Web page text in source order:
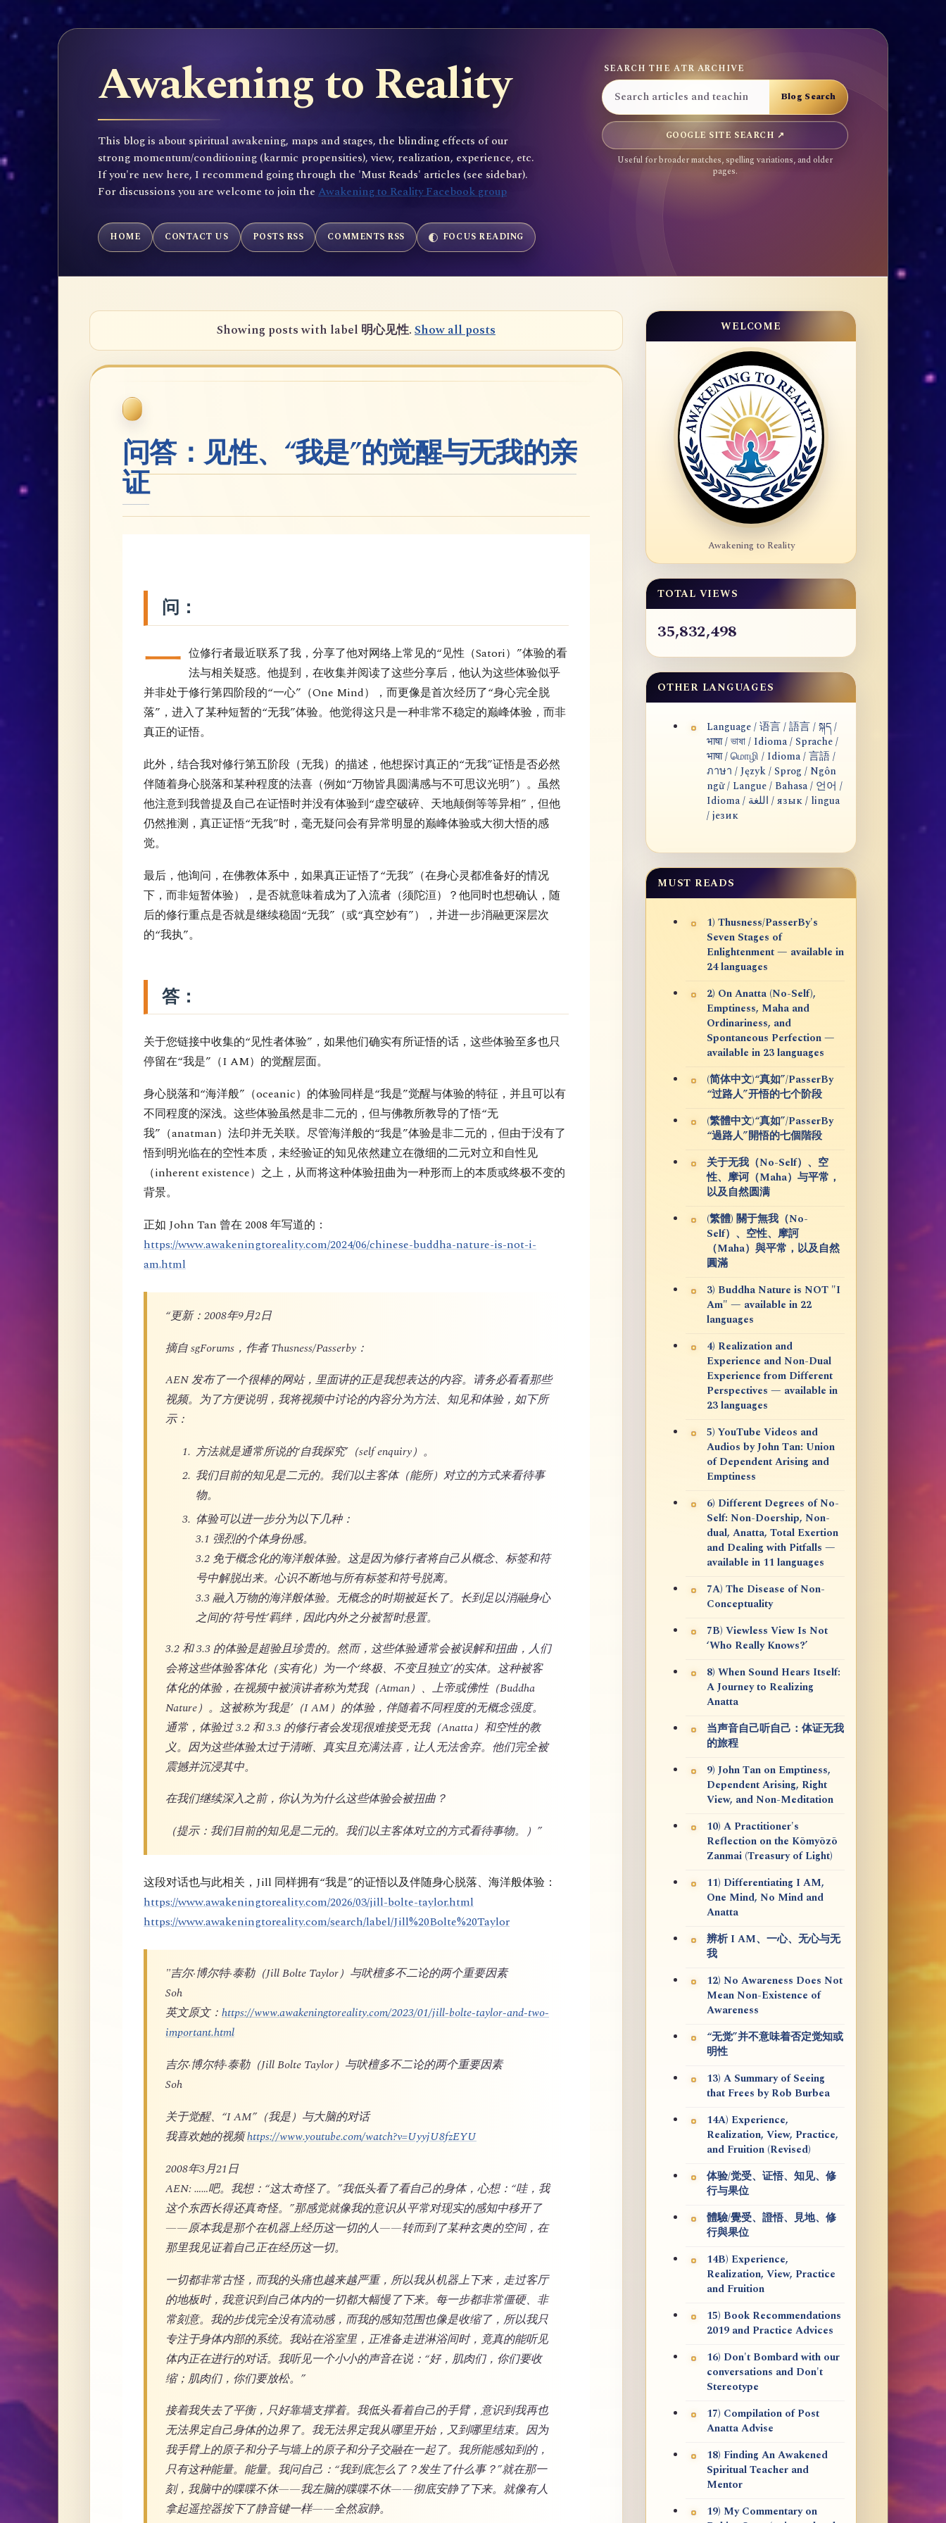
Awakening to Reality
This blog is about spiritual awakening, maps and stages, the blinding effects of our
strong momentum/conditioning (karmic propensities), view, realization, experience, etc.
If you're new here, I recommend going through the 'Must Reads' articles (see sidebar).
For discussions you are welcome to join the Awakening to Reality Facebook group
SEARCH THE ATR ARCHIVE
GOOGLE SITE SEARCH ↗
Useful for broader matches, spelling variations, and older
pages.
HOME CONTACT US POSTS RSS COMMENTS RSS FOCUS READING
Showing posts with label 明心见性.Show all posts
问答：见性、“我是”的觉醒与无我的亲
证
问：
一 位修行者最近联系了我，分享了他对网络上常见的“见性（Satori）”体验的看
法与相关疑惑。他提到，在收集并阅读了这些分享后，他认为这些体验似乎
并非处于修行第四阶段的“一心”（One Mind），而更像是首次经历了“身心完全脱
落”，进入了某种短暂的“无我”体验。他觉得这只是一种非常不稳定的巅峰体验，而非
真正的证悟。
此外，结合我对修行第五阶段（无我）的描述，他想探讨真正的“无我”证悟是否必然
伴随着身心脱落和某种程度的法喜（例如“万物皆具圆满感与不可思议光明”）。虽然
他注意到我曾提及自己在证悟时并没有体验到“虚空破碎、天地颠倒等等异相”，但他
仍然推测，真正证悟“无我”时，毫无疑问会有异常明显的巅峰体验或大彻大悟的感
觉。
最后，他询问，在佛教体系中，如果真正证悟了“无我”（在身心灵都准备好的情况
下，而非短暂体验），是否就意味着成为了入流者（须陀洹）？他同时也想确认，随
后的修行重点是否就是继续稳固“无我”（或“真空妙有”），并进一步消融更深层次
的“我执”。
答：
关于您链接中收集的“见性者体验”，如果他们确实有所证悟的话，这些体验至多也只
停留在“我是”（I AM）的觉醒层面。
身心脱落和“海洋般”（oceanic）的体验同样是“我是”觉醒与体验的特征，并且可以有
不同程度的深浅。这些体验虽然是非二元的，但与佛教所教导的了悟“无
我”（anatman）法印并无关联。尽管海洋般的“我是”体验是非二元的，但由于没有了
悟到明光临在的空性本质，未经验证的知见依然建立在微细的二元对立和自性见
（inherent existence）之上，从而将这种体验扭曲为一种形而上的本质或终极不变的
背景。
正如 John Tan 曾在 2008 年写道的：
https://www.awakeningtoreality.com/2024/06/chinese-buddha-nature-is-not-i-
am.html
“更新：2008年9月2日
摘自 sgForums，作者 Thusness/Passerby：
AEN 发布了一个很棒的网站，里面讲的正是我想表达的内容。请务必看看那些
视频。为了方便说明，我将视频中讨论的内容分为方法、知见和体验，如下所
示：
方法就是通常所说的‘自我探究’（self enquiry）。
我们目前的知见是二元的。我们以主客体（能所）对立的方式来看待事
物。
体验可以进一步分为以下几种：
3.1 强烈的个体身份感。
3.2 免于概念化的海洋般体验。这是因为修行者将自己从概念、标签和符
号中解脱出来。心识不断地与所有标签和符号脱离。
3.3 融入万物的海洋般体验。无概念的时期被延长了。长到足以消融身心
之间的‘符号性’羁绊，因此内外之分被暂时悬置。
3.2 和 3.3 的体验是超验且珍贵的。然而，这些体验通常会被误解和扭曲，人们
会将这些体验客体化（实有化）为一个‘终极、不变且独立’的实体。这种被客
体化的体验，在视频中被演讲者称为梵我（Atman）、上帝或佛性（Buddha
Nature）。这被称为‘我是’（I AM）的体验，伴随着不同程度的无概念强度。
通常，体验过 3.2 和 3.3 的修行者会发现很难接受无我（Anatta）和空性的教
义。因为这些体验太过于清晰、真实且充满法喜，让人无法舍弃。他们完全被
震撼并沉浸其中。
在我们继续深入之前，你认为为什么这些体验会被扭曲？
（提示：我们目前的知见是二元的。我们以主客体对立的方式看待事物。）”
这段对话也与此相关，Jill 同样拥有“我是”的证悟以及伴随身心脱落、海洋般体验：
https://www.awakeningtoreality.com/2026/03/jill-bolte-taylor.html
https://www.awakeningtoreality.com/search/label/Jill%20Bolte%20Taylor
"吉尔·博尔特·泰勒（Jill Bolte Taylor）与吠檀多不二论的两个重要因素
Soh
英文原文： https://www.awakeningtoreality.com/2023/01/jill-bolte-taylor-and-two-
important.html
吉尔·博尔特·泰勒（Jill Bolte Taylor）与吠檀多不二论的两个重要因素
Soh
关于觉醒、“I AM”（我是）与大脑的对话
我喜欢她的视频https://www.youtube.com/watch?v=UyyjU8fzEYU
2008年3月21日
AEN: ……吧。我想：“这太奇怪了。”我低头看了看自己的身体，心想：“哇，我
这个东西长得还真奇怪。”那感觉就像我的意识从平常对现实的感知中移开了
——原本我是那个在机器上经历这一切的人——转而到了某种玄奥的空间，在
那里我见证着自己正在经历这一切。
一切都非常古怪，而我的头痛也越来越严重，所以我从机器上下来，走过客厅
的地板时，我意识到自己体内的一切都大幅慢了下来。每一步都非常僵硬、非
常刻意。我的步伐完全没有流动感，而我的感知范围也像是收缩了，所以我只
专注于身体内部的系统。我站在浴室里，正准备走进淋浴间时，竟真的能听见
体内正在进行的对话。我听见一个小小的声音在说：“好，肌肉们，你们要收
缩；肌肉们，你们要放松。”
接着我失去了平衡，只好靠墙支撑着。我低头看着自己的手臂，意识到我再也
无法界定自己身体的边界了。我无法界定我从哪里开始，又到哪里结束。因为
我手臂上的原子和分子与墙上的原子和分子交融在一起了。我所能感知到的，
只有这种能量。能量。我问自己：“我到底怎么了？发生了什么事？”就在那一
刻，我脑中的喋喋不休——我左脑的喋喋不休——彻底安静了下来。就像有人
拿起遥控器按下了静音键一样——全然寂静。
WELCOME
Awakening to Reality
TOTAL VIEWS
35,832,498
OTHER LANGUAGES
Language / 语言 / 語言 / སྐད /
भाषा / ভাষা / Idioma / Sprache /
भाषा / மொழி / Idioma / 言語 /
ภาษา / Język / Sprog / Ngôn
ngữ / Langue / Bahasa / 언어 /
Idioma / اللغة / язык / lingua
/ језик
MUST READS
1) Thusness/PasserBy's
Seven Stages of
Enlightenment — available in
24 languages
2) On Anatta (No-Self),
Emptiness, Maha and
Ordinariness, and
Spontaneous Perfection —
available in 23 languages
(简体中文)“真如”/PasserBy
“过路人”开悟的七个阶段
(繁體中文)“真如”/PasserBy
“過路人”開悟的七個階段
关于无我（No-Self）、空
性、摩诃（Maha）与平常，
以及自然圆满
(繁體) 關于無我（No-
Self）、空性、摩訶
（Maha）與平常，以及自然
圓滿
3) Buddha Nature is NOT "I
Am" — available in 22
languages
4) Realization and
Experience and Non-Dual
Experience from Different
Perspectives — available in
23 languages
5) YouTube Videos and
Audios by John Tan: Union
of Dependent Arising and
Emptiness
6) Different Degrees of No-
Self: Non-Doership, Non-
dual, Anatta, Total Exertion
and Dealing with Pitfalls —
available in 11 languages
7A) The Disease of Non-
Conceptuality
7B) Viewless View Is Not
‘Who Really Knows?’
8) When Sound Hears Itself:
A Journey to Realizing
Anatta
当声音自己听自己：体证无我
的旅程
9) John Tan on Emptiness,
Dependent Arising, Right
View, and Non-Meditation
10) A Practitioner's
Reflection on the Kōmyōzō
Zanmai (Treasury of Light)
11) Differentiating I AM,
One Mind, No Mind and
Anatta
辨析 I AM、一心、无心与无
我
12) No Awareness Does Not
Mean Non-Existence of
Awareness
“无觉”并不意味着否定觉知或
明性
13) A Summary of Seeing
that Frees by Rob Burbea
14A) Experience,
Realization, View, Practice,
and Fruition (Revised)
体验/觉受、证悟、知见、修
行与果位
體驗/覺受、證悟、見地、修
行與果位
14B) Experience,
Realization, View, Practice
and Fruition
15) Book Recommendations
2019 and Practice Advices
16) Don't Bombard with our
conversations and Don't
Stereotype
17) Compilation of Post
Anatta Advise
18) Finding An Awakened
Spiritual Teacher and
Mentor
19) My Commentary on